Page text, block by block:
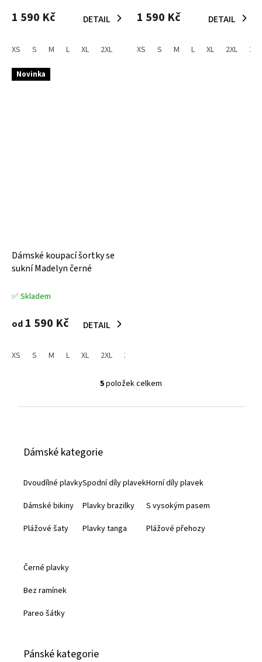
1 590 Kč DETAIL
XS S M L XL 2XL
1 590 Kč DETAIL
XS S M L XL 2XL 3XL
Novinka
Dámské koupací šortky se
sukní Madelyn černé
✅ Skladem
od 1 590 Kč DETAIL
XS S M L XL 2XL 3XL
O
l
r
k
5položek celkem
Dámské kategorie
Dvoudílné plavky
Dámské bikiny
Plážové šaty
Spodní díly plavek
Plavky brazilky
Plavky tanga
Horní díly plavek
S vysokým pasem
Plážové přehozy
Černé plavky
Bez ramínek
Pareo šátky
Pánské kategorie